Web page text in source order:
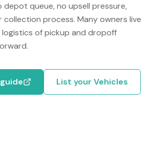
depot queue, no upsell pressure,
collection process. Many owners live
logistics of pickup and dropoff
guide List your Vehicles